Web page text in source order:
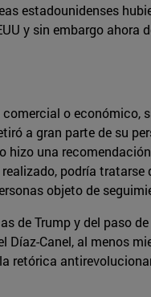
estadounidenses
y sin embargo ahora
o económico,
a gran parte de su
una
podría
objeto de
de Trump y del paso
Canel, al menos
retórica